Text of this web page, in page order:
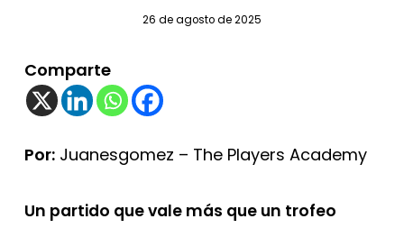
26 de agosto de 2025
Comparte
Por:Juanesgomez – The Players Academy
Un partido que vale más que un trofeo